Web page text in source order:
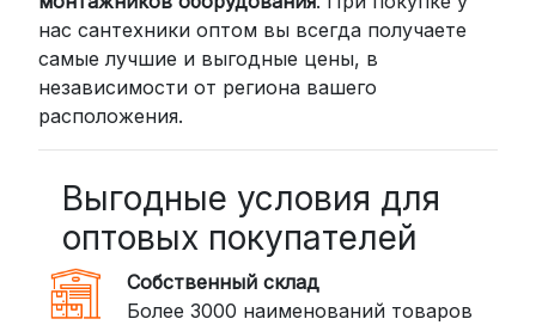
нас сантехники оптом вы всегда получаете
самые лучшие и выгодные цены, в
независимости от региона вашего
расположения.
Выгодные условия для
оптовых покупателей
Собственный склад
Более 3000 наименований товаров